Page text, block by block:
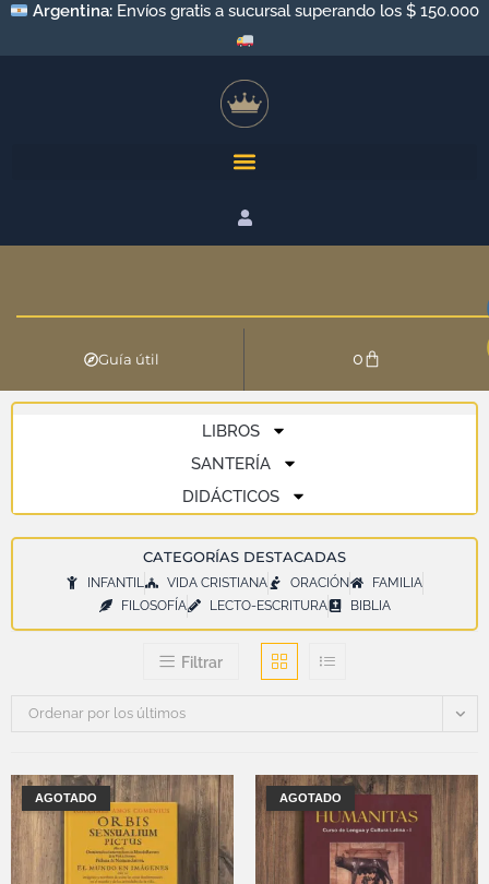
Argentina: Envíos gratis a sucursal superando los $ 150.000
Guía útil 0
LIBROS
SANTERÍA
DIDÁCTICOS
CATEGORÍAS DESTACADAS
INFANTIL VIDA CRISTIANA ORACIÓN
FAMILIA
FILOSOFÍA
LECTO-ESCRITURA BIBLIA
Filtrar
Ordenar por los últimos
AGOTADO AGOTADO